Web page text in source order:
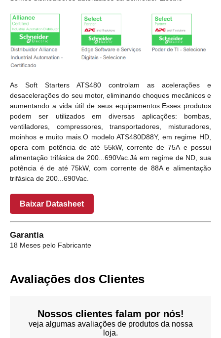
As Soft Starters ATS480 controlam as acelerações e
desacelerações do seu motor, eliminando choques mecânicos e
aumentando a vida útil de seus equipamentos.Esses produtos
podem ser utilizados em diversas aplicações: bombas,
ventiladores, compressores, transportadores, misturadores,
moinhos e muito mais.O modelo ATS480D88Y, em regime HD,
opera com potência de até 55kW, corrente de 75A e possui
alimentação trifásica de 200...690Vac.Já em regime de ND, sua
potência é de até 75kW, com corrente de 88A e alimentação
trifásica de 200...690Vac.
Baixar Datasheet
Garantia
18 Meses pelo Fabricante
Avaliações dos Clientes
Nossos clientes falam por nós!
veja algumas avaliações de produtos da nossa
loja.